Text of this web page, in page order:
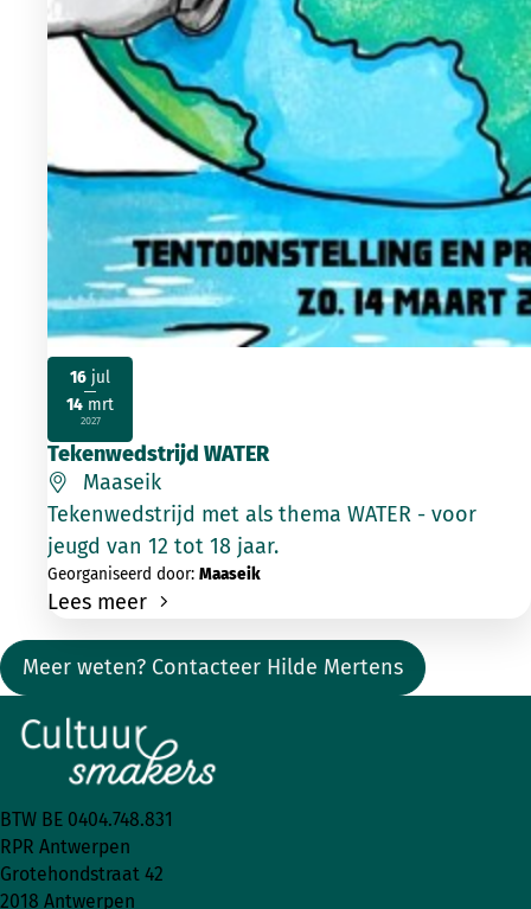
Tekenwedstrijd WATER
Maaseik
Tekenwedstrijd met als thema WATER - voor
jeugd van 12 tot 18 jaar.
Georganiseerd door: Maaseik
Lees meer
16 jul
2026
14 mrt
2027
Meer weten? Contacteer Hilde Mertens
BTW BE 0404.748.831
RPR Antwerpen
Grotehondstraat 42
2018 Antwerpen